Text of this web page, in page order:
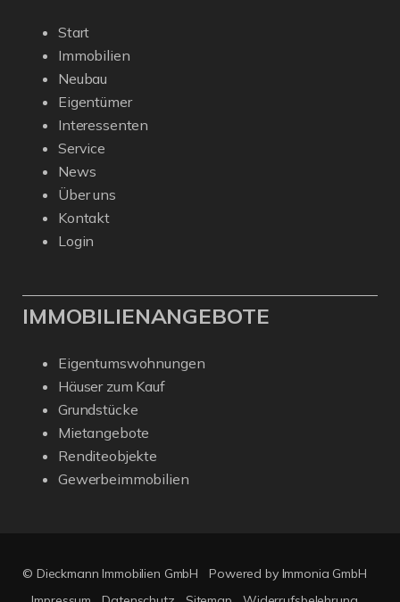
Start
Immobilien
Neubau
Eigentümer
Interessenten
Service
News
Über uns
Kontakt
Login
IMMOBILIENANGEBOTE
Eigentumswohnungen
Häuser zum Kauf
Grundstücke
Mietangebote
Renditeobjekte
Gewerbeimmobilien
© Dieckmann Immobilien GmbH
Powered by Immonia GmbH